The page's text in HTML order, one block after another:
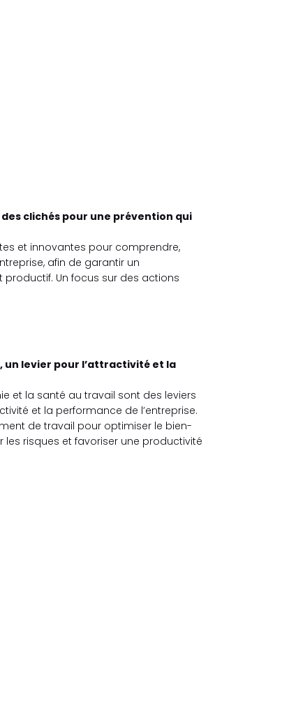
clichés pour une prévention qui
et innovantes pour comprendre,
afin de garantir un
Un focus sur des actions
un levier pour l’attractivité et la
et la santé au travail sont des leviers
et la performance de l’entreprise.
de travail pour optimiser le bien-
les risques et favoriser une productivité